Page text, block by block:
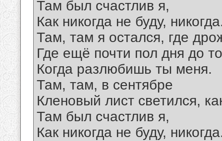
Там был счастлив я,
Как никогда не буду,
Там, там я остался, где
Где ещё почти пол дня до
Когда разлюбишь ты меня.
Там, там, в сентябре
Кленовый лист светился,
Там был счастлив я,
Как никогда не буду,